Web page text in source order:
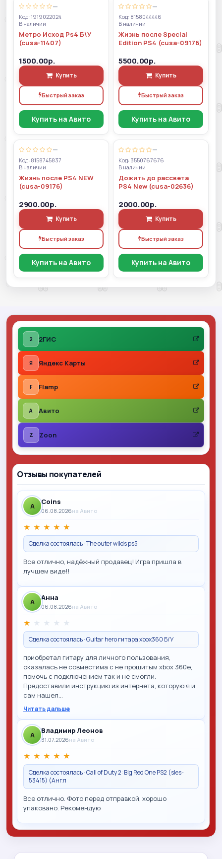
—
Код: 1919022024
В наличии
Метро Исход Ps4 Б\У
(cusa-11407)
1500.00р.
Купить
Быстрый заказ
Купить на Авито
—
Код: 8158044446
В наличии
Жизнь после Special
Edition PS4 (cusa-09176)
5500.00р.
Купить
Быстрый заказ
Купить на Авито
—
Код: 8158745837
В наличии
Жизнь после PS4 NEW
(cusa-09176)
2900.00р.
Купить
Быстрый заказ
Купить на Авито
—
Код: 3550767676
В наличии
Дожить до рассвета
PS4 New (cusa-02636)
2000.00р.
Купить
Быстрый заказ
Купить на Авито
Отзывы покупателей
A Coins
06.08.2026на Авито
★ ★ ★ ★ ★
Сделка состоялась · The outer wilds ps5
Все отлично, надёжный продавец! Игра пришла в
лучшем виде!!
A Анна
06.08.2026на Авито
★ ★ ★ ★ ★
Сделка состоялась · Guitar hero гитара xbox360 Б/У
приобретал гитару для личного пользования,
оказалась не совместима с не прошитым xbox 360e,
помочь с подключением так и не смогли.
Предоставили инструкцию из интернета, которую я и
сам нашел…
Читать дальше
A Владимир Леонов
31.07.2026на Авито
★ ★ ★ ★ ★
Сделка состоялась · Call of Duty 2: Big Red One PS2 (sles-
53415) (Англ
Все отлично. Фото перед отправкой, хорошо
упаковано. Рекомендую
2 2ГИС
Я Яндекс Карты
F Flamp
A Авито
Z Zoon